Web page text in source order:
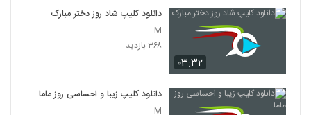
۰۳:۳۲
دانلود کلیپ شاد روز دختر مبارک
M
۳۶۸ بازدید
دانلود کلیپ زیبا و احساسی روز ماما
M